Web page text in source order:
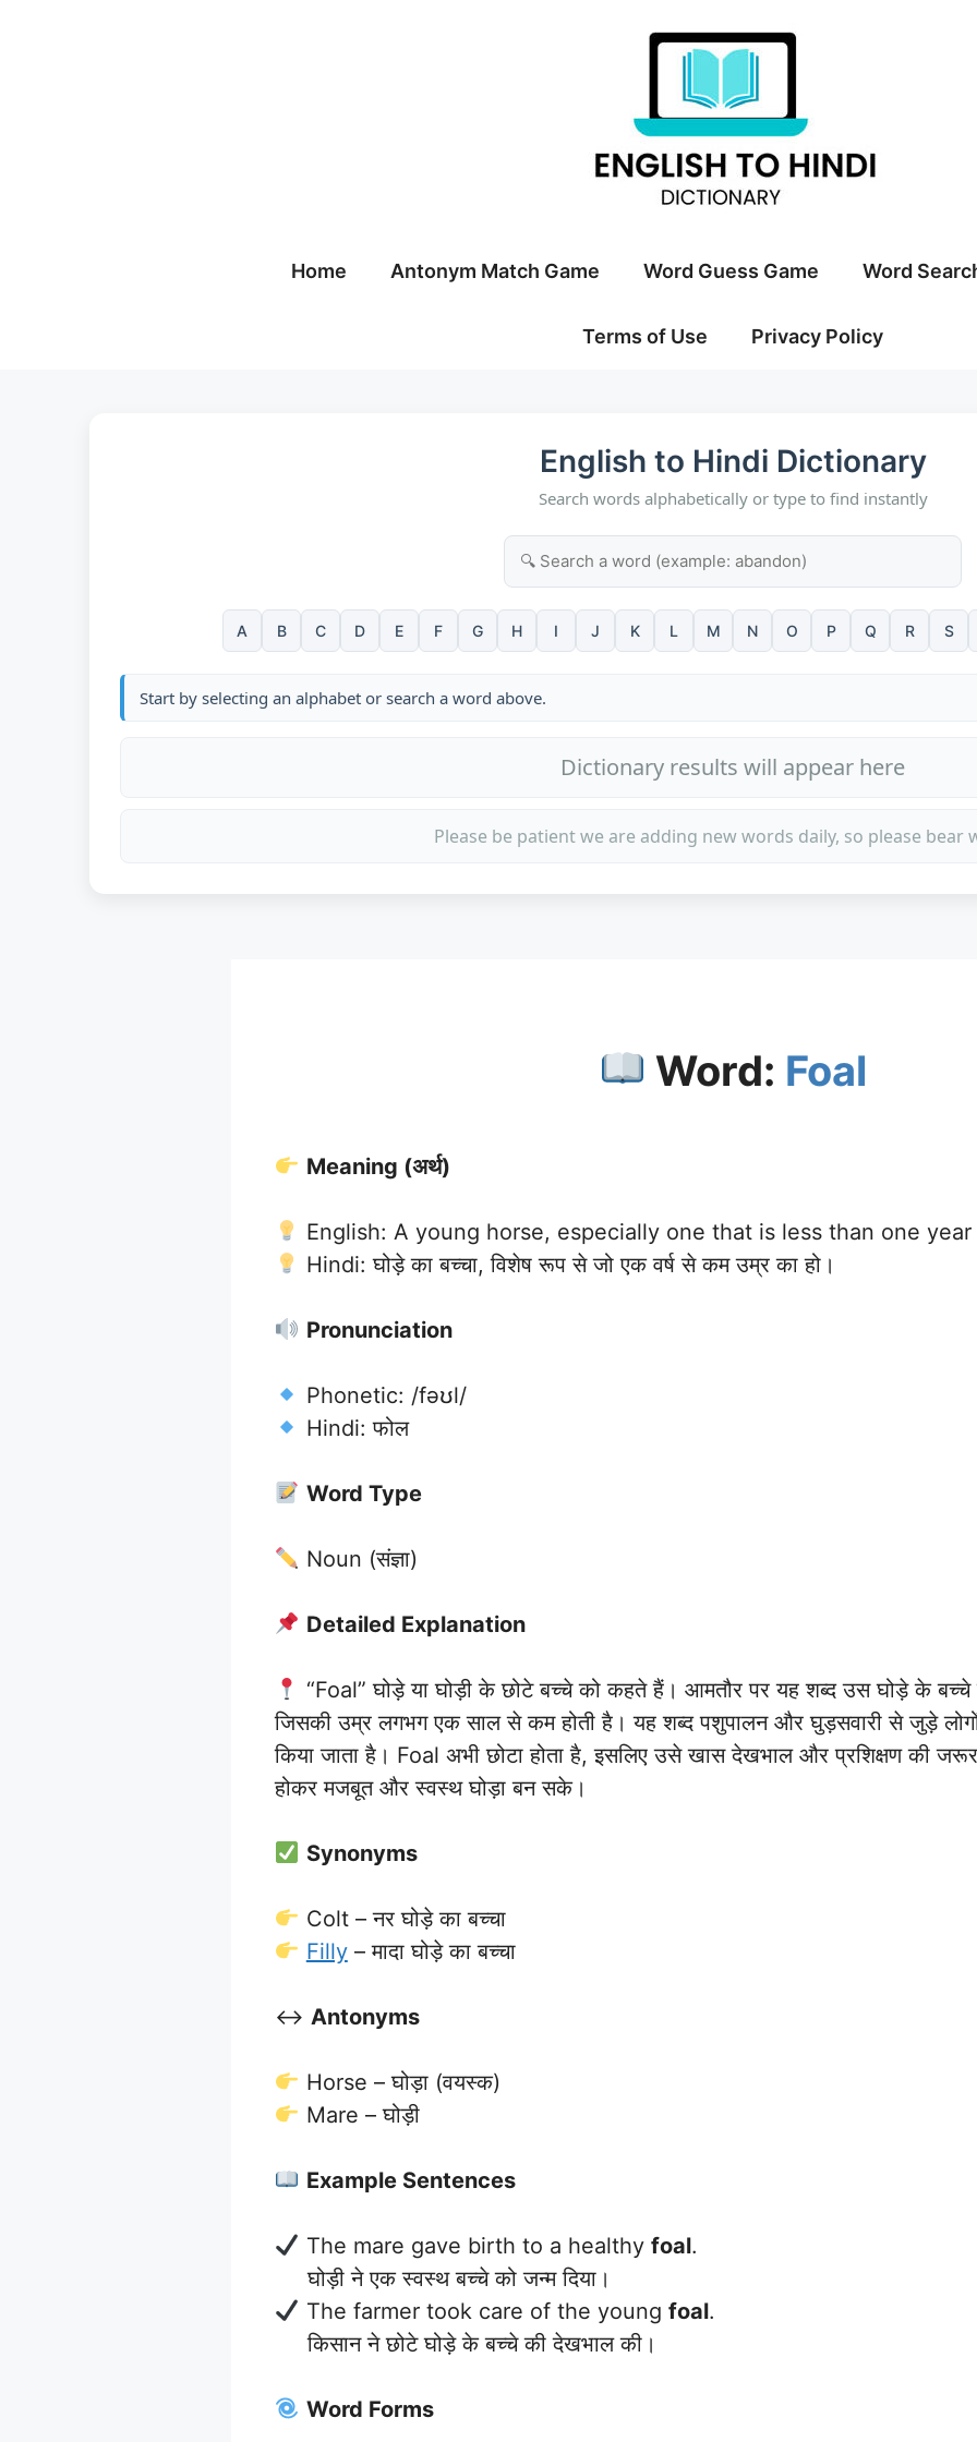
Home Antonym Match Game Word Guess Game Word
Terms of Use Privacy Policy
English to Hindi Dictionary
Search words alphabetically or type to find instantly
A B C D E F G H I J K L M N O P Q R S
Start by selecting an alphabet or search a word above.
Dictionary results will appear here
Please be patient we are adding new words daily, so please bear
Word: Foal
Meaning (अर्थ)
English: A young horse, especially one that is less than one
Hindi: घोड़े का बच्चा, विशेष रूप से जो एक वर्ष से कम उम्र का हो।
Pronunciation
Phonetic: /fəʊl/
Hindi: फोल
Word Type
Noun (संज्ञा)
Detailed Explanation
“Foal” घोड़े या घोड़ी के छोटे बच्चे को कहते हैं। आमतौर पर यह शब्द उस घोड़े के बच्चे
जिसकी उम्र लगभग एक साल से कम होती है। यह शब्द पशुपालन और घुड़सवारी से जुड़े
किया जाता है। Foal अभी छोटा होता है, इसलिए उसे खास देखभाल और प्रशिक्षण की
होकर मजबूत और स्वस्थ घोड़ा बन सके।
Synonyms
Colt – नर घोड़े का बच्चा
Filly– मादा घोड़े का बच्चा
↔️ Antonyms
Horse – घोड़ा (वयस्क)
Mare – घोड़ी
Example Sentences
The mare gave birth to a healthy foal.
घोड़ी ने एक स्वस्थ बच्चे को जन्म दिया।
The farmer took care of the young foal.
किसान ने छोटे घोड़े के बच्चे की देखभाल की।
Word Forms